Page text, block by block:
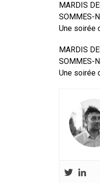
MARDIS
SOMMES-
Une soirée
MARDIS
SOMMES-
Une soirée